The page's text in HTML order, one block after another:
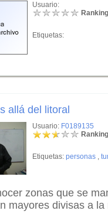
Usuario:
Etiquetas:
allá del litoral
Usuario: F0189135
Etiquetas: personas ,
zonas que se
mayores divisas a